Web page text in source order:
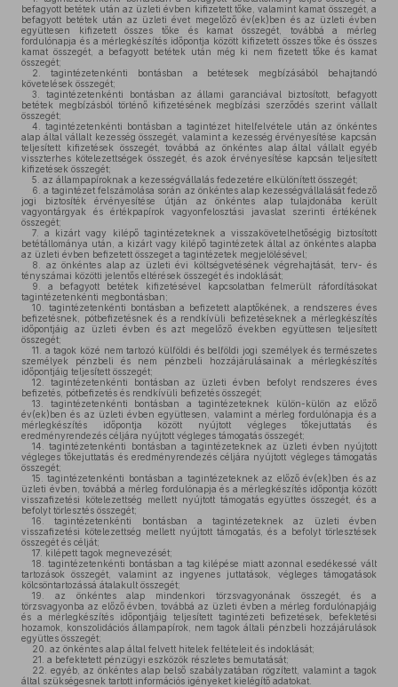
befagyott betétek után az üzleti évben kifizetett tőke, valamint kamat összegét, a
befagyott betétek után az üzleti évet megelőző év(ek)ben és az üzleti évben
együttesen kifizetett összes tőke és kamat összegét, továbbá a mérleg
fordulónapja és a mérlegkészítés időpontja között kifizetett összes tőke és összes
kamat összegét, a befagyott betétek után még ki nem fizetett tőke és kamat
összegét;
2.
tagintézetenkénti bontásban a betétesek megbízásából behajtandó
követelések összegét;
3.
tagintézetenkénti bontásban az állami garanciával biztosított, befagyott
betétek megbízásból történő kifizetésének megbízási szerződés szerint vállalt
összegét;
4.
tagintézetenkénti bontásban a tagintézet hitelfelvétele után az önkéntes
alap által vállalt kezesség összegét, valamint a kezesség érvényesítése kapcsán
teljesített kifizetések összegét, továbbá az önkéntes alap által vállalt egyéb
visszterhes kötelezettségek összegét, és azok érvényesítése kapcsán teljesített
kifizetések összegét;
5. az állampapíroknak a kezességvállalás fedezetére elkülönített összegét;
6. a tagintézet felszámolása során az önkéntes alap kezességvállalását fedező
jogi biztosíték érvényesítése útján az önkéntes alap tulajdonába került
vagyontárgyak és értékpapírok vagyonfelosztási javaslat szerinti értékének
összegét;
7.
a kizárt vagy kilépő tagintézeteknek a visszakövetelhetőségig biztosított
betétállománya után, a kizárt vagy kilépő tagintézetek által az önkéntes alapba
az üzleti évben befizetett összeget a tagintézetek megjelölésével;
8.
az önkéntes alap az üzleti évi költségvetésének végrehajtását, terv- és
tényszámai közötti jelentős eltérések összegét és indoklását;
9.
a befagyott betétek kifizetésével kapcsolatban felmerült ráfordításokat
tagintézetenkénti megbontásban;
10.
tagintézetenkénti bontásban a befizetett alaptőkének, a rendszeres éves
befizetésnek, pótbefizetésnek és a rendkívüli befizetéseknek a mérlegkészítés
időpontjáig az üzleti évben és azt megelőző években együttesen teljesített
összegét;
11.
a tagok közé nem tartozó külföldi és belföldi jogi személyek és természetes
személyek pénzbeli és nem pénzbeli hozzájárulásainak a mérlegkészítés
időpontjáig teljesített összegét;
12.
tagintézetenkénti bontásban az üzleti évben befolyt rendszeres éves
befizetés, pótbefizetés és rendkívüli befizetés összegét;
13.
tagintézetenkénti bontásban a tagintézeteknek külön-külön az előző
év(ek)ben és az üzleti évben együttesen, valamint a mérleg fordulónapja és a
mérlegkészítés időpontja között nyújtott végleges tőkejuttatás és
eredményrendezés céljára nyújtott végleges támogatás összegét;
14.
tagintézetenkénti bontásban a tagintézeteknek az üzleti évben nyújtott
végleges tőkejuttatás és eredményrendezés céljára nyújtott végleges támogatás
összegét;
15.
tagintézetenkénti bontásban a tagintézeteknek az előző év(ek)ben és az
üzleti évben, továbbá a mérleg fordulónapja és a mérlegkészítés időpontja között
visszafizetési kötelezettség mellett nyújtott támogatás együttes összegét, és a
befolyt törlesztés összegét;
16.
tagintézetenkénti bontásban a tagintézeteknek az üzleti évben
visszafizetési kötelezettség mellett nyújtott támogatás, és a befolyt törlesztések
összegét és célját;
17. kilépett tagok megnevezését;
18.
tagintézetenkénti bontásban a tag kilépése miatt azonnal esedékessé vált
tartozások összegét, valamint az ingyenes juttatások, végleges támogatások
kölcsöntartozássá átalakult összegét;
19.
az önkéntes alap mindenkori törzsvagyonának összegét, és a
törzsvagyonba az előző évben, továbbá az üzleti évben a mérleg fordulónapjáig
és a mérlegkészítés időpontjáig teljesített tagintézeti befizetések, befektetési
hozamok, konszolidációs állampapírok, nem tagok általi pénzbeli hozzájárulások
együttes összegét;
20. az önkéntes alap által felvett hitelek feltételeit és indoklását;
21. a befektetett pénzügyi eszközök részletes bemutatását;
22.
egyéb, az önkéntes alap belső szabályzatában rögzített, valamint a tagok
által szükségesnek tartott információs igényeket kielégítő adatokat.